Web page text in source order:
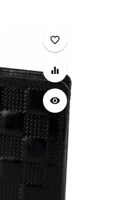
favorite_border
equalizer
visibility